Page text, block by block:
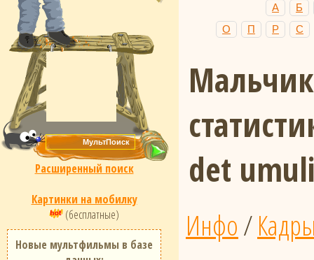
Расширенный поиск
Картинки на мобилку
(бесплатные)
Новые мультфильмы в базе
А
Б
О
П Р С
det
Инфо/